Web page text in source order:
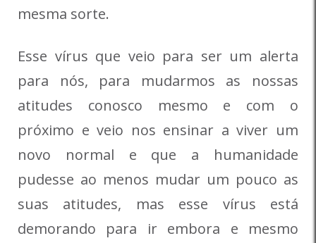
mesma sorte.
Esse vírus que veio para ser um alerta
para nós, para mudarmos as nossas
atitudes conosco mesmo e com o
próximo e veio nos ensinar a viver um
novo normal e que a humanidade
pudesse ao menos mudar um pouco as
suas atitudes, mas esse vírus está
demorando para ir embora e mesmo